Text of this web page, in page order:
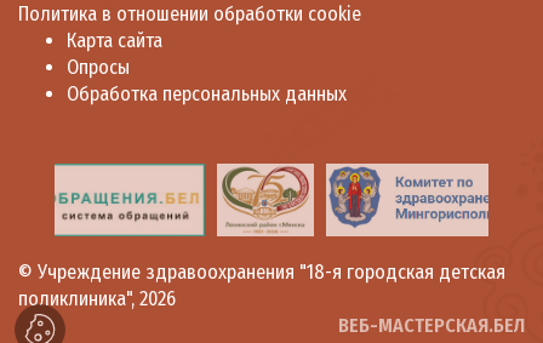
Политика в отношении обработки cookie
Карта сайта
Опросы
Обработка персональных данных
© Учреждение здравоохранения "18-я городская детская
поликлиника", 2026
ВЕБ-МАСТЕРСКАЯ.БЕЛ